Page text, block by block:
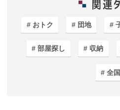
おトク 団地
部屋探し 収納
全国